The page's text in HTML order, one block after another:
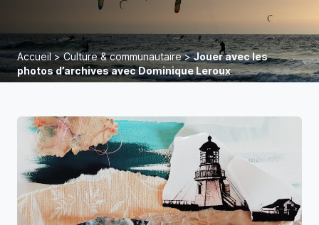
Accueil>Culture & communautaire>Jouer avec les
photos d’archives avec Dominique Leroux